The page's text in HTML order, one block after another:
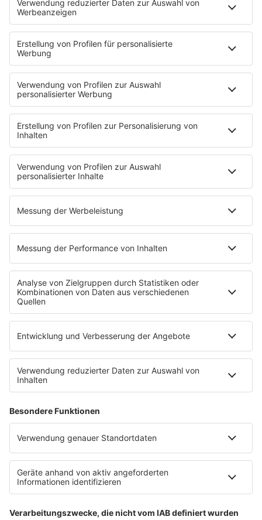
Deutsche Liebeslieder
PODCASTS
Mit den Waffeln einer Frau
Frühstück bei Barbara
Brave & One
NotAufnahme
"Bewerbung und Karriere"
Aber bitte mit Schlager
Erdbeerkäse
Fitness mit M.A.R.K
Glück in Worten
Todesursache
Niemand muss ein Promi sein
PROGRAMM
Mit den Waffeln einer Frau
SERVICE
Empfang
barba radio App
Impressum
Datenschutz Facebook & Instagram
Datenschutzeinstellungen
Clubbedingungen
Werbung schalten
Waffel-Werbepartner
80s80s.de
90s90s.de
Schlagerplanetradio.com
1deutsch.de
WEIHNACHTSMUSIK.FM